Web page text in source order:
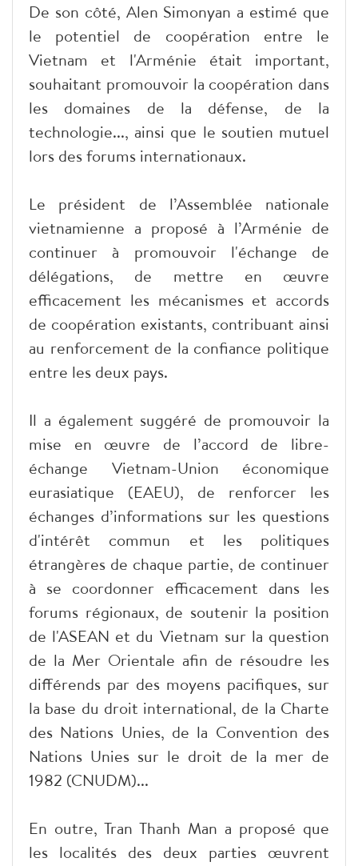
De son côté, Alen Simonyan a estimé que
le potentiel de coopération entre le
Vietnam et l'Arménie était important,
souhaitant promouvoir la coopération dans
les domaines de la défense, de la
technologie..., ainsi que le soutien mutuel
lors des forums internationaux.
Le président de l’Assemblée nationale
vietnamienne a proposé à l’Arménie de
continuer à promouvoir l'échange de
délégations, de mettre en œuvre
efficacement les mécanismes et accords
de coopération existants, contribuant ainsi
au renforcement de la confiance politique
entre les deux pays.
Il a également suggéré de promouvoir la
mise en œuvre de l’accord de libre-
échange Vietnam-Union économique
eurasiatique (EAEU), de renforcer les
échanges d’informations sur les questions
d'intérêt commun et les politiques
étrangères de chaque partie, de continuer
à se coordonner efficacement dans les
forums régionaux, de soutenir la position
de l'ASEAN et du Vietnam sur la question
de la Mer Orientale afin de résoudre les
différends par des moyens pacifiques, sur
la base du droit international, de la Charte
des Nations Unies, de la Convention des
Nations Unies sur le droit de la mer de
1982 (CNUDM)...
En outre, Tran Thanh Man a proposé que
les localités des deux parties œuvrent